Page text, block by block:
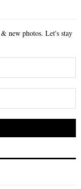
new photos. Let's stay